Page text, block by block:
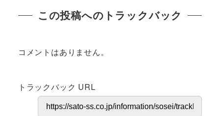
この投稿へのトラックバック
コメントはありません。
トラックバック URL